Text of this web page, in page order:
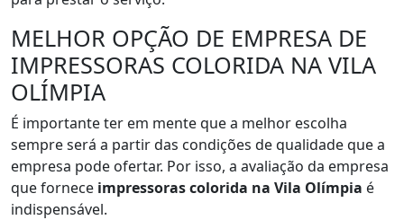
MELHOR OPÇÃO DE EMPRESA DE
IMPRESSORAS COLORIDA NA VILA
OLÍMPIA
É importante ter em mente que a melhor escolha
sempre será a partir das condições de qualidade que a
empresa pode ofertar. Por isso, a avaliação da empresa
que fornece impressoras colorida na Vila Olímpia é
indispensável.